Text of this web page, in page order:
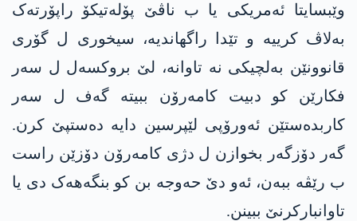
​​وێبسایتا ئەمریکی یا ب ناڤێ پۆلەتیکۆ راپۆرتەک
بەلاڤ کرییە و تێدا راگهاندیە، سیخوری ل گۆری
قانوونێن بەلچیکی نە تاوانە، لێ بروکسەل ل سەر
فکارێن کو دبیت کامەرۆن ببیتە گەف ل سەر
کاربدەستێن ئەورۆپی لێپرسین دایە دەستپێ کرن.
گەر دۆزگەر بخوازن ل دژی کامەرۆن دۆزێن راست
ب رێڤە ببەن، ئەو دێ حەوجە بن کو بنگەھەک دی یا
تاوانبارکرنێ ببینن.